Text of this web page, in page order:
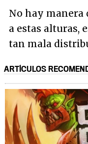
No hay manera
a estas alturas,
tan mala
ARTÍCULOS